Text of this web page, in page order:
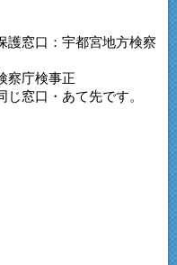
護窓口：宇都宮地方検察
察庁検事正
窓口・あて先です。